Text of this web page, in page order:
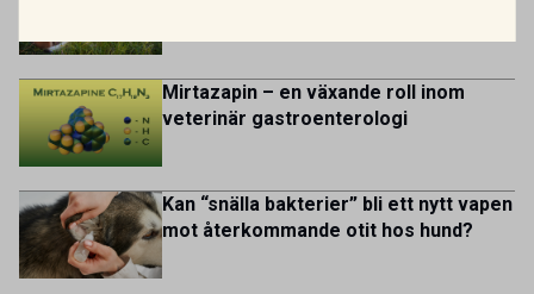
Mirtazapin – en växande roll inom
veterinär gastroenterologi
Kan “snälla bakterier” bli ett nytt vapen
mot återkommande otit hos hund?